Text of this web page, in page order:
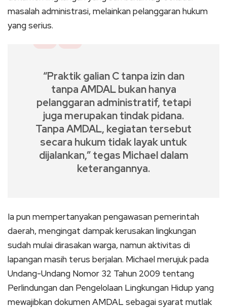
masalah administrasi, melainkan pelanggaran hukum
yang serius.
“Praktik galian C tanpa izin dan
tanpa AMDAL bukan hanya
pelanggaran administratif, tetapi
juga merupakan tindak pidana.
Tanpa AMDAL, kegiatan tersebut
secara hukum tidak layak untuk
dijalankan,” tegas Michael dalam
keterangannya.
Ia pun mempertanyakan pengawasan pemerintah
daerah, mengingat dampak kerusakan lingkungan
sudah mulai dirasakan warga, namun aktivitas di
lapangan masih terus berjalan. Michael merujuk pada
Undang-Undang Nomor 32 Tahun 2009 tentang
Perlindungan dan Pengelolaan Lingkungan Hidup yang
mewajibkan dokumen AMDAL sebagai syarat mutlak